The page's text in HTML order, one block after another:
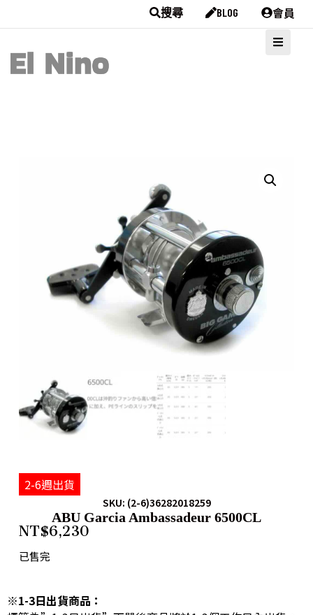
搜尋 BLOG 會員
2-6週出貨
SKU: (2-6)36282018259
ABU Garcia Ambassadeur 6500CL
NT$6,230
已售完
※1-3日出貨商品：